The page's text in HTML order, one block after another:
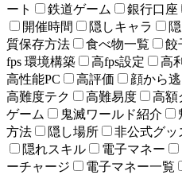
ート
鉄道ゲーム 銀行口座
開催時間
隠しキャラ
質保存方法
食べ物一覧 餃
fps 環境構築
高fps設定 高
高性能PC
高評価 顔から
高難度テク
高難易度 高額
ゲーム
鬼滅ワールド紹介
方法
隠し場所 非公式グッ
隠れスキル
電子マネー
ーチャージ
電子マネー一覧